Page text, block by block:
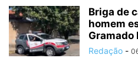
Briga de
homem
Gramado
Redação -